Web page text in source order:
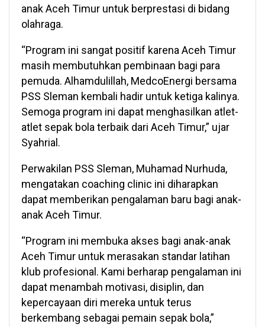
anak Aceh Timur untuk berprestasi di bidang
olahraga.
“Program ini sangat positif karena Aceh Timur
masih membutuhkan pembinaan bagi para
pemuda. Alhamdulillah, MedcoEnergi bersama
PSS Sleman kembali hadir untuk ketiga kalinya.
Semoga program ini dapat menghasilkan atlet-
atlet sepak bola terbaik dari Aceh Timur,” ujar
Syahrial.
Perwakilan PSS Sleman, Muhamad Nurhuda,
mengatakan coaching clinic ini diharapkan
dapat memberikan pengalaman baru bagi anak-
anak Aceh Timur.
“Program ini membuka akses bagi anak-anak
Aceh Timur untuk merasakan standar latihan
klub profesional. Kami berharap pengalaman ini
dapat menambah motivasi, disiplin, dan
kepercayaan diri mereka untuk terus
berkembang sebagai pemain sepak bola,”